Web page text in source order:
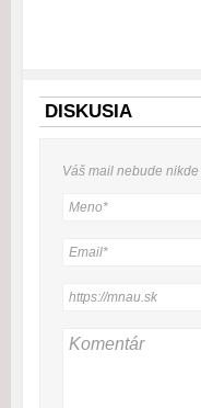
DISKUSIA
Váš mail nebude nikde